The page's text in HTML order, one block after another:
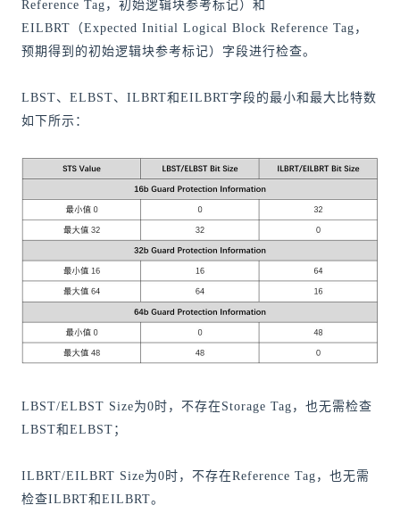
Reference Tag，初始逻辑块参考标记）和
EILBRT（Expected Initial Logical Block Reference Tag，
预期得到的初始逻辑块参考标记）字段进行检查。
LBST、ELBST、ILBRT和EILBRT字段的最小和最大比特数
如下所示：
LBST/ELBST Size为0时，不存在Storage Tag，也无需检查
LBST和ELBST；
ILBRT/EILBRT Size为0时，不存在Reference Tag，也无需
检查ILBRT和EILBRT。